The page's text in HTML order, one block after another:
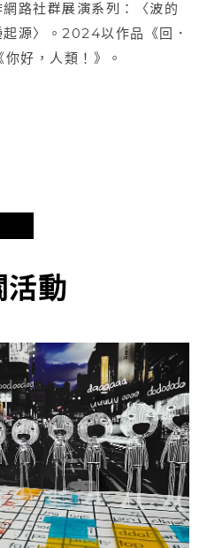
路社群展演系列：〈波的
源〉。2024以作品《回．
好，人類！》。
活動